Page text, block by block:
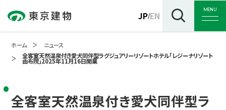
JP/EN
MENU
ホーム
ニュース
全客室天然温泉付き愛犬同伴型ラグジュアリーリゾートホテル「レジーナリゾート
由布院」2025年11月16日開業
全客室天然温泉付き愛犬同伴型ラ